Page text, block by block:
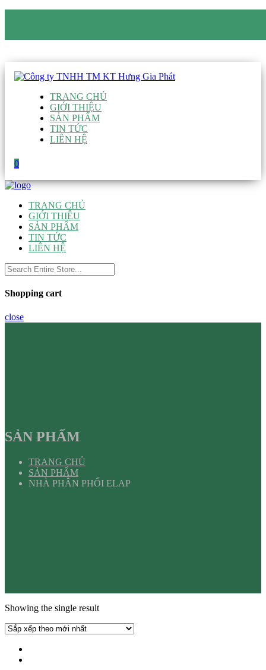
TRANG CHỦ
GIỚI THIỆU
SẢN PHẨM
TIN TỨC
LIÊN HỆ
0
TRANG CHỦ
GIỚI THIỆU
SẢN PHẨM
TIN TỨC
LIÊN HỆ
Shopping cart
close
SẢN PHẨM
TRANG CHỦ
SẢN PHẨM
NHÀ PHÂN PHỐI ELAP
Showing the single result